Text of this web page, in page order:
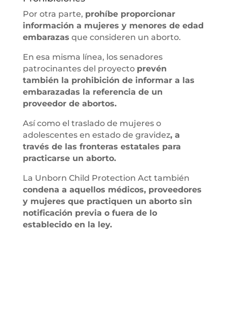
Por otra parte, prohíbe proporcionar
información a mujeres y menores de edad
embarazas que consideren un aborto.
En esa misma línea, los senadores
patrocinantes del proyecto prevén
también la prohibición de informar a las
embarazadas la referencia de un
proveedor de abortos.
Así como el traslado de mujeres o
adolescentes en estado de gravidez, a
través de las fronteras estatales para
practicarse un aborto.
La Unborn Child Protection Act también
condena a aquellos médicos, proveedores
y mujeres que practiquen un aborto sin
notificación previa o fuera de lo
establecido en la ley.